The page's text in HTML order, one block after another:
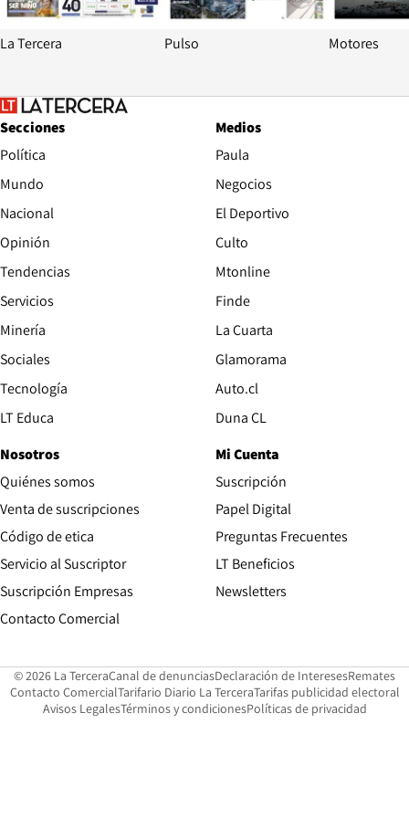
La Tercera Pulso Motores
Secciones
Política
Mundo
Nacional
Opinión
Tendencias
Servicios
Minería
Sociales
Tecnología
LT Educa
Medios
Paula
Negocios
El Deportivo
Culto
Mtonline
Finde
La Cuarta
Glamorama
Auto.cl
Duna CL
Nosotros
Quiénes somos
Venta de suscripciones
Código de etica Opens in new window
Servicio al Suscriptor
Suscripción Empresas
Contacto Comercial
Mi Cuenta
Suscripción
Papel Digital
Preguntas Frecuentes
LT Beneficios
Newsletters
© 2026 La TerceraCanal de denunciasOpens in new window
Declaración de InteresesOpens in
Remates
Contacto ComercialOpens in new window
Tarifario Diario La TerceraOpens in new window
Tarifas publicidad electoral
Avisos LegalesOpens in new window
Términos y condicionesPolíticas de privacidad